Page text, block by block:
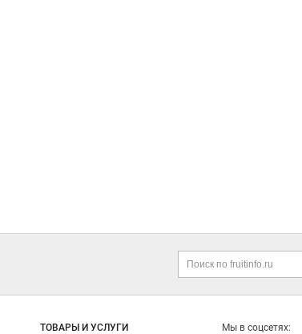
ТОВАРЫ И УСЛУГИ Мы в соцсетях: